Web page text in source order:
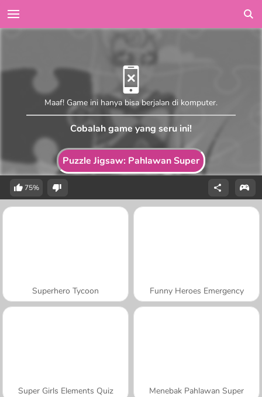
Puzzle Jigsaw: Pahlawan Super
Maaf! Game ini hanya bisa berjalan di komputer.
Cobalah game yang seru ini!
75%
Superhero Tycoon Funny Heroes Emergency
Super Girls Elements Quiz Menebak Pahlawan Super